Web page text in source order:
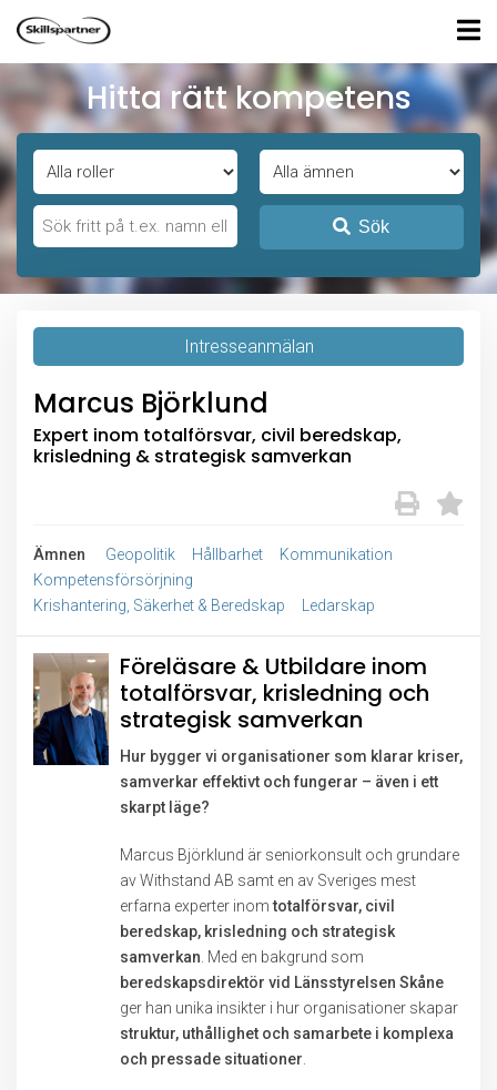
Hitta rätt kompetens
Sök
Intresseanmälan
Marcus Björklund
Expert inom totalförsvar, civil beredskap,
krisledning & strategisk samverkan
Ämnen Geopolitik Hållbarhet
Kommunikation
Kompetensförsörjning
Krishantering, Säkerhet & Beredskap
Ledarskap
Föreläsare & Utbildare inom
totalförsvar, krisledning och
strategisk samverkan
Hur bygger vi organisationer som klarar kriser,
samverkar effektivt och fungerar – även i ett
skarpt läge?
Marcus Björklund är seniorkonsult och grundare
av Withstand AB samt en av Sveriges mest
erfarna experter inomtotalförsvar, civil
beredskap, krisledning och strategisk
samverkan . Med en bakgrund som
beredskapsdirektör vid Länsstyrelsen Skåne
ger han unika insikter i hur organisationer skapar
struktur, uthållighet och samarbete i komplexa
och pressade situationer